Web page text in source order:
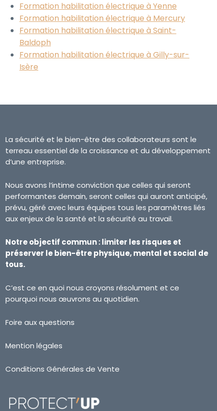
Formation habilitation électrique à Yenne
Formation habilitation électrique à Mercury
Formation habilitation électrique à Saint-
Baldoph
Formation habilitation électrique à Gilly-sur-
Isère
La sécurité et le bien-être des collaborateurs sont le
terreau essentiel de la croissance et du développement
d’une entreprise.
Nous avons l’intime conviction que celles qui seront
performantes demain, seront celles qui auront anticipé,
prévu, géré avec leurs équipes tous les paramètres liés
aux enjeux de la santé et la sécurité au travail.
Notre objectif commun : limiter les risques et
préserver le bien-être physique, mental et social de
tous.
C’est ce en quoi nous croyons résolument et ce
pourquoi nous œuvrons au quotidien.
Foire aux questions
Mention légales
Conditions Générales de Vente